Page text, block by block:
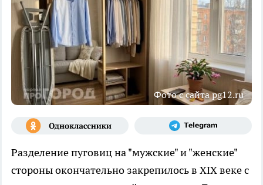
Фото с сайта pg12.ru
Разделение пуговиц на "мужские" и "женские"
стороны окончательно закрепилось в XIX веке с